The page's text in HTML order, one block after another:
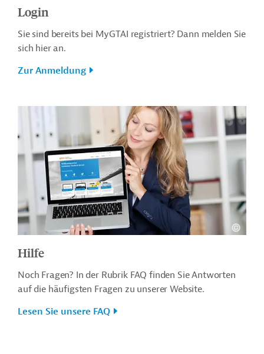
Login
Sie sind bereits bei MyGTAI registriert? Dann melden Sie
sich hier an.
Zur Anmeldung
Hilfe
Noch Fragen? In der Rubrik FAQ finden Sie Antworten
auf die häufigsten Fragen zu unserer Website.
Lesen Sie unsere FAQ